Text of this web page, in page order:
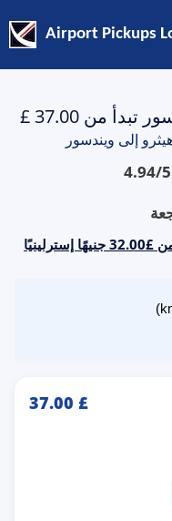
Airport Pickups
من 37.00 £
إلى ويندسور
4.94/5
£
37.00